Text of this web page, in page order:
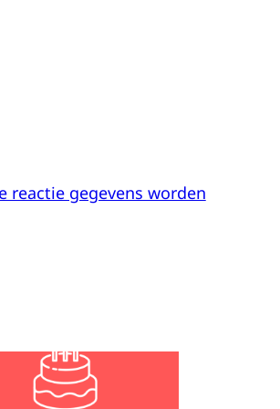
reactie gegevens worden